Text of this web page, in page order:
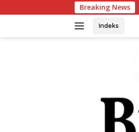
ke
Breaking News
Indeks